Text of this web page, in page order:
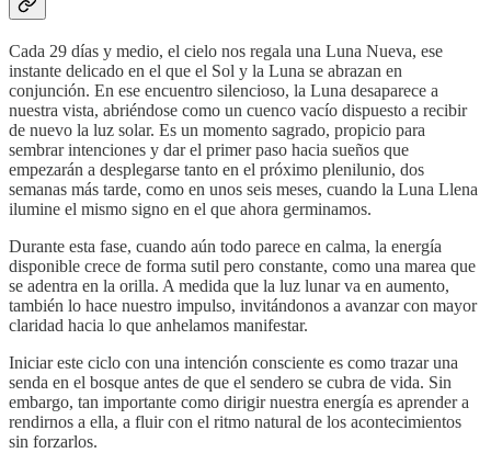
Cada 29 días y medio, el cielo nos regala una Luna Nueva, ese
instante delicado en el que el Sol y la Luna se abrazan en
conjunción. En ese encuentro silencioso, la Luna desaparece a
nuestra vista, abriéndose como un cuenco vacío dispuesto a recibir
de nuevo la luz solar. Es un momento sagrado, propicio para
sembrar intenciones y dar el primer paso hacia sueños que
empezarán a desplegarse tanto en el próximo plenilunio, dos
semanas más tarde, como en unos seis meses, cuando la Luna Llena
ilumine el mismo signo en el que ahora germinamos.
Durante esta fase, cuando aún todo parece en calma, la energía
disponible crece de forma sutil pero constante, como una marea que
se adentra en la orilla. A medida que la luz lunar va en aumento,
también lo hace nuestro impulso, invitándonos a avanzar con mayor
claridad hacia lo que anhelamos manifestar.
Iniciar este ciclo con una intención consciente es como trazar una
senda en el bosque antes de que el sendero se cubra de vida. Sin
embargo, tan importante como dirigir nuestra energía es aprender a
rendirnos a ella, a fluir con el ritmo natural de los acontecimientos
sin forzarlos.